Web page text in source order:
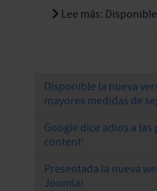
Lee más:
Disponible la nueva
mayores medidas de
Google dice adios a
content'
Presentada la nueva
Joomla!